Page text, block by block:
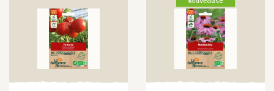
La vie secrète du jardin
BD : La folle histoire des plantes